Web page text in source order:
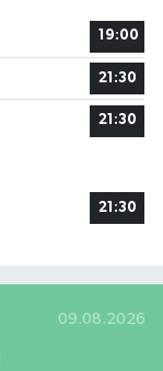
19:00
21:30
21:30
21:30
09.08.2026